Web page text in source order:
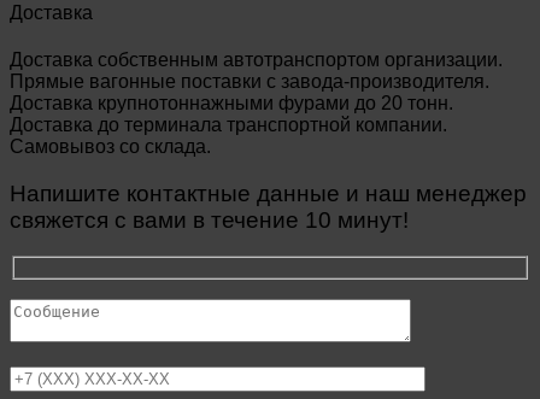
Доставка
Доставка собственным автотранспортом организации.
Прямые вагонные поставки с завода-производителя.
Доставка крупнотоннажными фурами до 20 тонн.
Доставка до терминала транспортной компании.
Самовывоз со склада.
Напишите контактные данные и наш менеджер
свяжется с вами в течение 10 минут!